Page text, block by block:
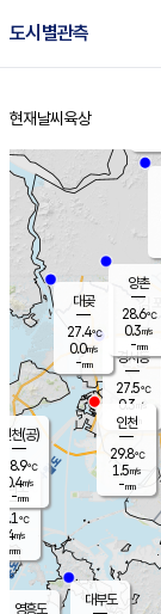
도시별관측
홈
현재날씨 육상
의도
℃
m/s
mm
영흥도
대부도
경서동
27.5℃
0.3 m/s
-mm
대곶
27.4℃
0.0m/s
-mm
양촌
28.6℃
0.3m/s
-mm
인천(공)
28.9℃
0.4m/s
-mm
인천
29.8℃
1.5m/s
-mm